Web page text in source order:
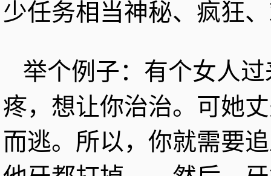
少任务相当神秘、疯狂
举个例子：有个女人
疼，想让你治治。可她
而逃。所以，你就需要